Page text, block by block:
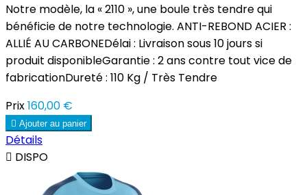
Notre modèle, la « 2110 », une boule très tendre qui
bénéficie de notre technologie. ANTI-REBOND ACIER :
ALLIÉ AU CARBONEDélai : Livraison sous 10 jours si
produit disponibleGarantie : 2 ans contre tout vice de
fabricationDureté : 110 Kg / Très Tendre
Prix160,00 €
 Ajouter au panier
Détails
 DISPO